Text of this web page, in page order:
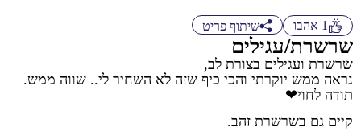
1 אהבו שיתוף פריט
שרשרת/עגילים
שרשרת ועגילים בצורת לב,
נראה ממש יוקרתי והכי כיף שזה לא השחיר לי.. שווה ממש.
תודה לחוי❤
קיים גם בשרשרת זהב.